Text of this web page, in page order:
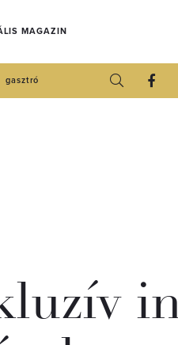
MAGAZIN
gasztró